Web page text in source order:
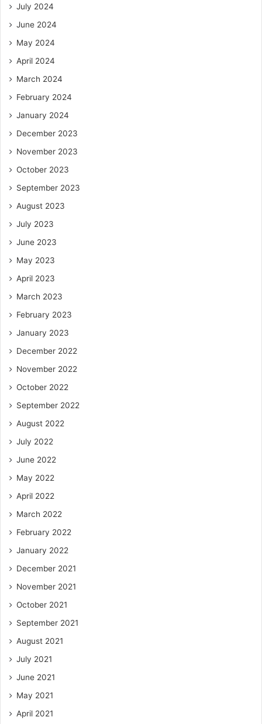
July 2024
June 2024
May 2024
April 2024
March 2024
February 2024
January 2024
December 2023
November 2023
October 2023
September 2023
August 2023
July 2023
June 2023
May 2023
April 2023
March 2023
February 2023
January 2023
December 2022
November 2022
October 2022
September 2022
August 2022
July 2022
June 2022
May 2022
April 2022
March 2022
February 2022
January 2022
December 2021
November 2021
October 2021
September 2021
August 2021
July 2021
June 2021
May 2021
April 2021